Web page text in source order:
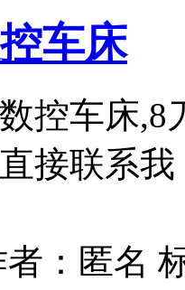
车床
控车床
接联系
者：匿名